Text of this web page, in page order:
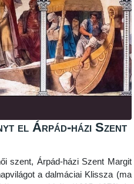
el Árpád-házi Szent
szent, Árpád-házi Szent Margit
a dalmáciai Klissza (ma